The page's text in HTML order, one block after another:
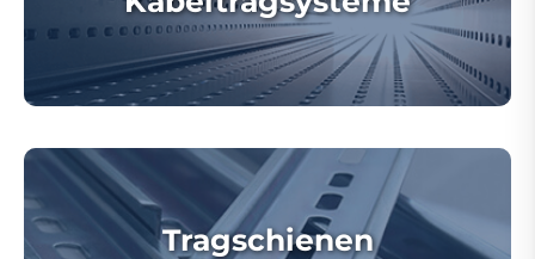
Tragschienen